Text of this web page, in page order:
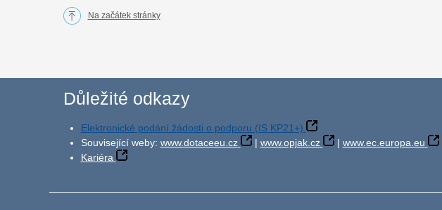
Na začátek stránky
Důležité odkazy
Elektronické podání žádosti o podporu (IS KP21+)
Související weby: www.dotaceeu.cz | www.opjak.cz | www.ec.europa.eu
Kariéra